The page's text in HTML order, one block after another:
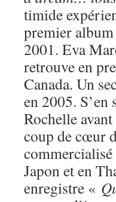
timide
premier
2001. Eva
retrouve en
Canada. Un
en 2005.
Rochelle
coup de cœur
Japon et en
enregistre «